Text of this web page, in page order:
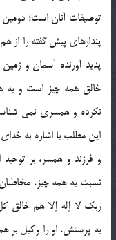
توصيفات آنان است؛ دومين
پندارهاي پيش گفته را
پديد آورنده آسمان و
خالق همه چيز است و به
نکرده و همسري نمي
اين مطلب با اشاره به
و فرزند و همسر، بر
نسبت به همه چيز،
ربک لا إله إلا هم خالق
به پرستش، او را وکيل